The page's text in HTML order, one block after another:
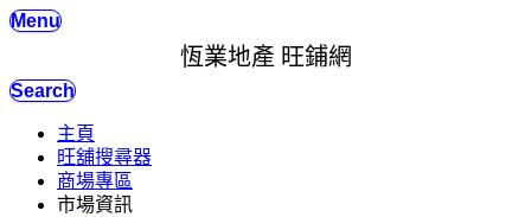
Menu
恆業地產 旺鋪網
Search
主頁
旺舖搜尋器
商場專區
市場資訊